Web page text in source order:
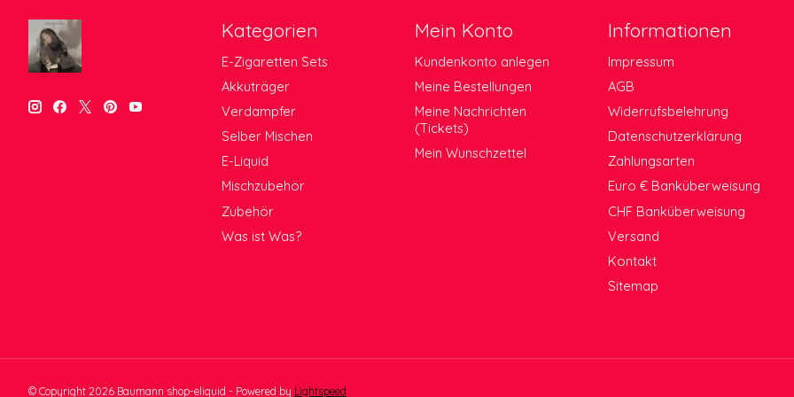
Kategorien
E-Zigaretten Sets
Akkuträger
Verdampfer
Selber Mischen
E-Liquid
Mischzubehör
Zubehör
Was ist Was?
Mein Konto
Kundenkonto anlegen
Meine Bestellungen
Meine Nachrichten
(Tickets)
Mein Wunschzettel
Informationen
Impressum
AGB
Widerrufsbelehrung
Datenschutzerklärung
Zahlungsarten
Euro € Banküberweisung
CHF Banküberweisung
Versand
Kontakt
Sitemap
© Copyright 2026 Baumann shop-eliquid - Powered by Lightspeed